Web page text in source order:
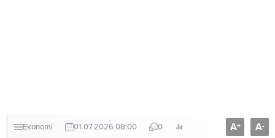
Ekonomi 01.07.2026 08:00 0 A+ A-